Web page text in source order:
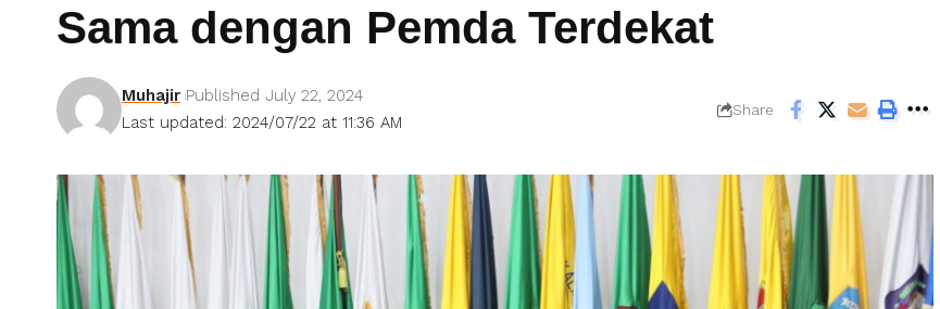
Sama dengan Pemda Terdekat
Last updated: 2024/07/22 at 11:36 AM
Muhajir Published July 22, 2024
Share